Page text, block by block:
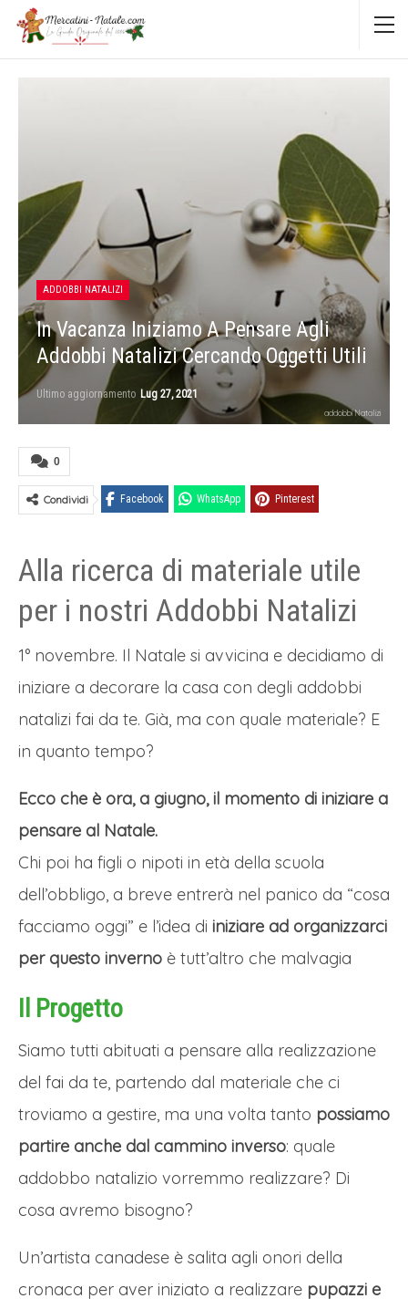
ADDOBBI NATALIZI
In Vacanza Iniziamo A Pensare Agli
Addobbi Natalizi Cercando Oggetti Utili
Ultimo aggiornamento Lug 27, 2021
addobbi Natalizi
0
Condividi Facebook WhatsApp Pinterest
Alla ricerca di materiale utile
per i nostri Addobbi Natalizi
1° novembre. Il Natale si avvicina e decidiamo di
iniziare a decorare la casa con degli addobbi
natalizi fai da te. Già, ma con quale materiale? E
in quanto tempo?
Ecco che è ora, a giugno, il momento di iniziare a
pensare al Natale.
Chi poi ha figli o nipoti in età della scuola
dell’obbligo, a breve entrerà nel panico da “cosa
facciamo oggi” e l’idea di iniziare ad organizzarci
per questo inverno è tutt’altro che malvagia
Il Progetto
Siamo tutti abituati a pensare alla realizzazione
del fai da te, partendo dal materiale che ci
troviamo a gestire, ma una volta tanto possiamo
partire anche dal cammino inverso: quale
addobbo natalizio vorremmo realizzare? Di
cosa avremo bisogno?
Un’artista canadese è salita agli onori della
cronaca per aver iniziato a realizzare pupazzi e